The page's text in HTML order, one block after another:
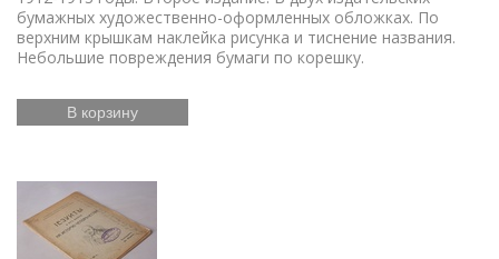
бумажных художественно-оформленных обложках. По
верхним крышкам наклейка рисунка и тиснение названия.
Небольшие повреждения бумаги по корешку.
В корзину